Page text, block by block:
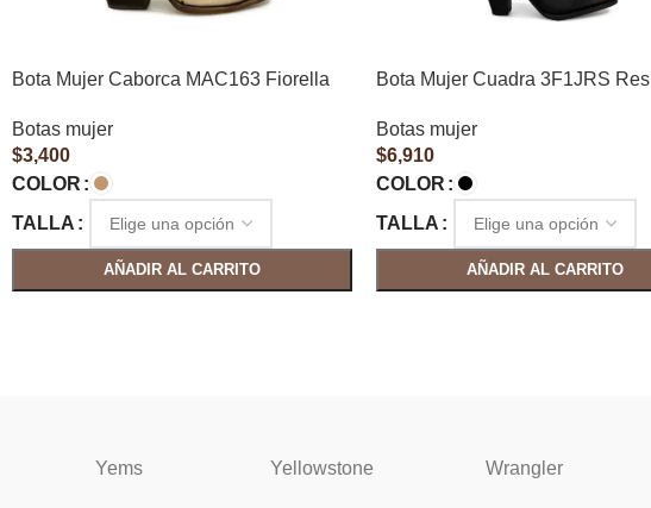
Bota Mujer Caborca MAC163 Fiorella
Botas mujer
$3,400
COLOR
TALLA
AÑADIR AL CARRITO
Bota Mujer Cuadra 3F1JRS Res
Botas mujer
$6,910
COLOR
TALLA
AÑADIR AL CARRITO
Yems Yellowstone Wrangler